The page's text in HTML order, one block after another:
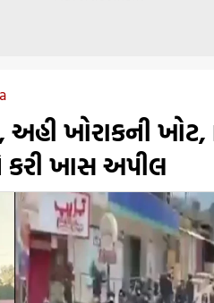
ખોરાકની ખોટ,
ખાસ અપીલ